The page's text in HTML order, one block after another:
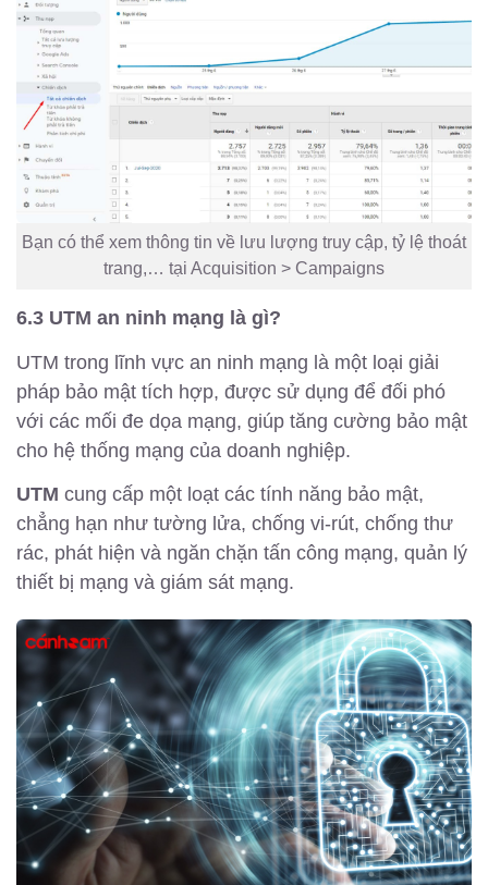
Bạn có thể xem thông tin về lưu lượng truy cập, tỷ lệ thoát
trang,… tại Acquisition > Campaigns
6.3 UTM an ninh mạng là gì?
UTM trong lĩnh vực an ninh mạng là một loại giải
pháp bảo mật tích hợp, được sử dụng để đối phó
với các mối đe dọa mạng, giúp tăng cường bảo mật
cho hệ thống mạng của doanh nghiệp.
UTM cung cấp một loạt các tính năng bảo mật,
chẳng hạn như tường lửa, chống vi-rút, chống thư
rác, phát hiện và ngăn chặn tấn công mạng, quản lý
thiết bị mạng và giám sát mạng.